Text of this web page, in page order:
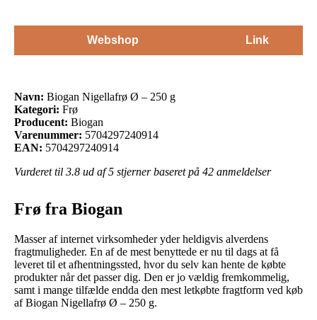
Webshop Link
Navn: Biogan Nigellafrø Ø – 250 g
Kategori: Frø
Producent: Biogan
Varenummer: 5704297240914
EAN: 5704297240914
Vurderet til 3.8 ud af 5 stjerner baseret på 42 anmeldelser
Frø fra Biogan
Masser af internet virksomheder yder heldigvis alverdens
fragtmuligheder. En af de mest benyttede er nu til dags at få
leveret til et afhentningssted, hvor du selv kan hente de købte
produkter når det passer dig. Den er jo vældig fremkommelig,
samt i mange tilfælde endda den mest letkøbte fragtform ved køb
af Biogan Nigellafrø Ø – 250 g.